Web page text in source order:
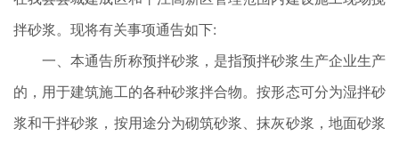
拌砂浆。现将有关事项通告如下:
一、本通告所称预拌砂浆，是指预拌砂浆生产企业生产
的，用于建筑施工的各种砂浆拌合物。按形态可分为湿拌砂
浆和干拌砂浆，按用途分为砌筑砂浆、抹灰砂浆，地面砂浆